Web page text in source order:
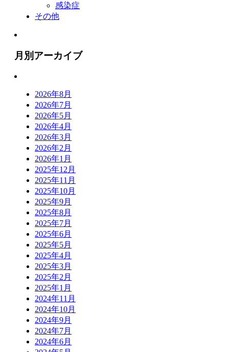
感染症
その他
月別アーカイブ
2026年8月
2026年7月
2026年5月
2026年4月
2026年3月
2026年2月
2026年1月
2025年12月
2025年11月
2025年10月
2025年9月
2025年8月
2025年7月
2025年6月
2025年5月
2025年4月
2025年3月
2025年2月
2025年1月
2024年11月
2024年10月
2024年9月
2024年7月
2024年6月